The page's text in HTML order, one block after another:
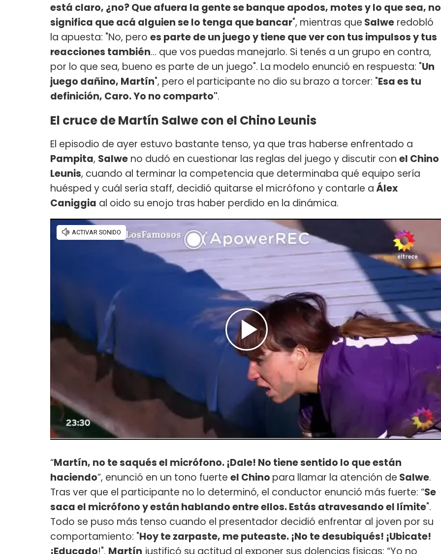
está claro, ¿no? Que afuera la gente se banque apodos, motes y lo que sea, no
significa que acá alguien se lo tenga que bancar", mientras que Salwe redobló
la apuesta: "No, pero es parte de un juego y tiene que ver con tus impulsos y tus
reacciones también… que vos puedas manejarlo. Si tenés a un grupo en contra,
por lo que sea, bueno es parte de un juego". La modelo enunció en respuesta: "Un
juego dañino, Martín", pero el participante no dio su brazo a torcer: "Esa es tu
definición, Caro. Yo no comparto".
El cruce de Martín Salwe con el Chino Leunis
El episodio de ayer estuvo bastante tenso, ya que tras haberse enfrentado a
Pampita, Salwe no dudó en cuestionar las reglas del juego y discutir con el Chino
Leunis, cuando al terminar la competencia que determinaba qué equipo sería
huésped y cuál sería staff, decidió quitarse el micrófono y contarle aÁlex
Caniggia al oido su enojo tras haber perdido en la dinámica.
“Martín, no te saqués el micrófono. ¡Dale! No tiene sentido lo que están
haciendo”, enunció en un tono fuerte el Chino para llamar la atención de Salwe.
Tras ver que el participante no lo determinó, el conductor enunció más fuerte: “Se
saca el micrófono y están hablando entre ellos. Estás atravesando el límite".
Todo se puso más tenso cuando el presentador decidió enfrentar al joven por su
comportamiento: "Hoy te zarpaste, me puteaste. ¡No te desubiqués! ¡Ubicate!
¡Educado!". Martín justificó su actitud al exponer sus dolencias físicas: “Yo no